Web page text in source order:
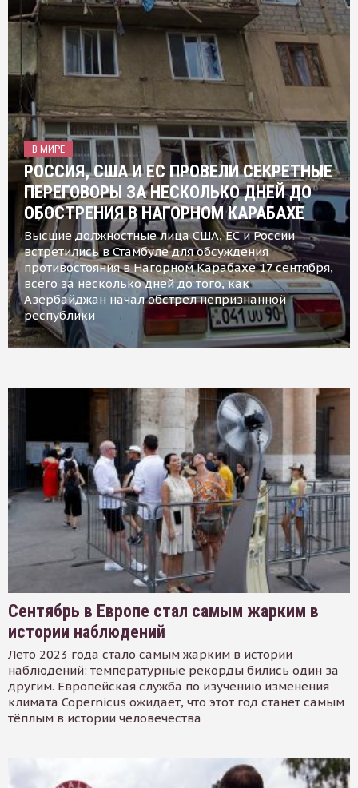
В МИРЕ
РОССИЯ, США И ЕС ПРОВЕЛИ СЕКРЕТНЫЕ
ПЕРЕГОВОРЫ ЗА НЕСКОЛЬКО ДНЕЙ ДО
ОБОСТРЕНИЯ В НАГОРНОМ КАРАБАХЕ
Высшие должностные лица США, ЕС и России
встретились в Стамбуле для обсуждения
противостояния в Нагорном Карабахе 17 сентября,
всего за несколько дней до того, как
Азербайджан начал обстрел непризнанной
республики
Сентябрь в Европе стал самым жарким в
истории наблюдений
Лето 2023 года стало самым жарким в истории
наблюдений: температурные рекорды бились один за
другим. Европейская служба по изучению изменения
климата Copernicus ожидает, что этот год станет самым
тёплым в истории человечества